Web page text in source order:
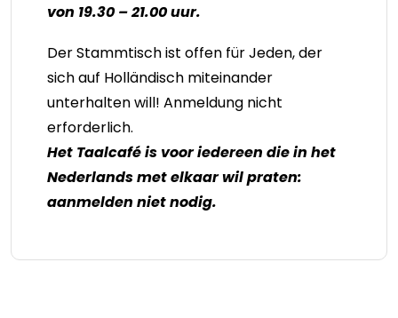
von 19.30 – 21.00 uur.
Der Stammtisch ist offen für Jeden, der
sich auf Holländisch miteinander
unterhalten will! Anmeldung nicht
erforderlich.
Het Taalcafé is voor iedereen die in het
Nederlands met elkaar wil praten:
aanmelden niet nodig.